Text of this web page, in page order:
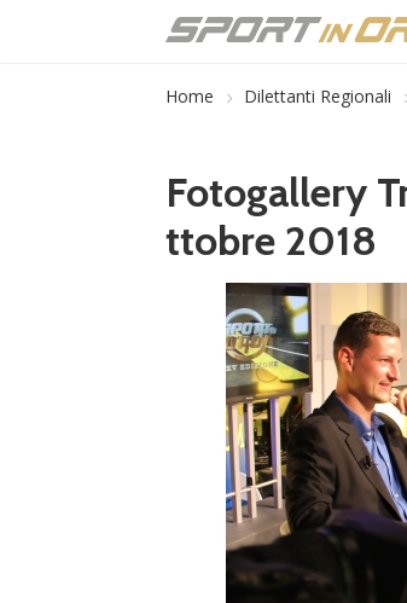
Home Dilettanti Regionali
Fotogallery
ttobre 2018